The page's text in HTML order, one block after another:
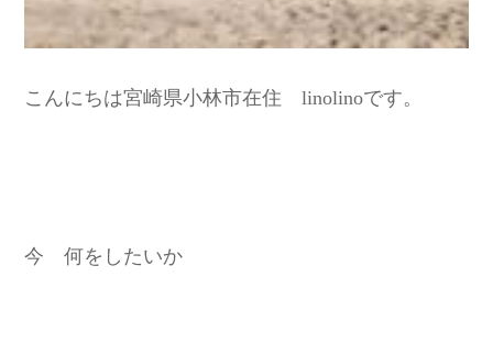
こんにちは宮崎県小林市在住 linolinoです。
今 何をしたいか